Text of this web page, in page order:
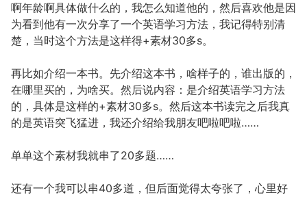
啊年龄啊具体做什么的，我怎么知道他的，然后喜欢他是因
为看到他有一次分享了一个英语学习方法，我记得特别清
楚，当时这个方法是这样得+素材30多s。
再比如介绍一本书。先介绍这本书，啥样子的，谁出版的，
在哪里买的，为啥买。然后说内容：是介绍英语学习方法
的，具体是这样的+素材30多s。然后这本书读完之后我真
的是英语突飞猛进，我还介绍给我朋友吧啦吧啦……
单单这个素材我就串了20多题……
还有一个我可以串40多道，但后面觉得太夸张了，心里好